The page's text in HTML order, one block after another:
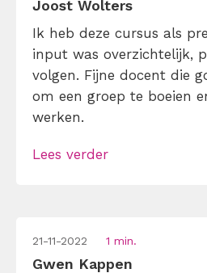
Joost Wolters
Ik heb deze cursus als
input was overzichtelijk,
volgen. Fijne docent die
om een groep te boeien
werken.
Lees verder
21-11-2022 1 min.
Gwen Kappen